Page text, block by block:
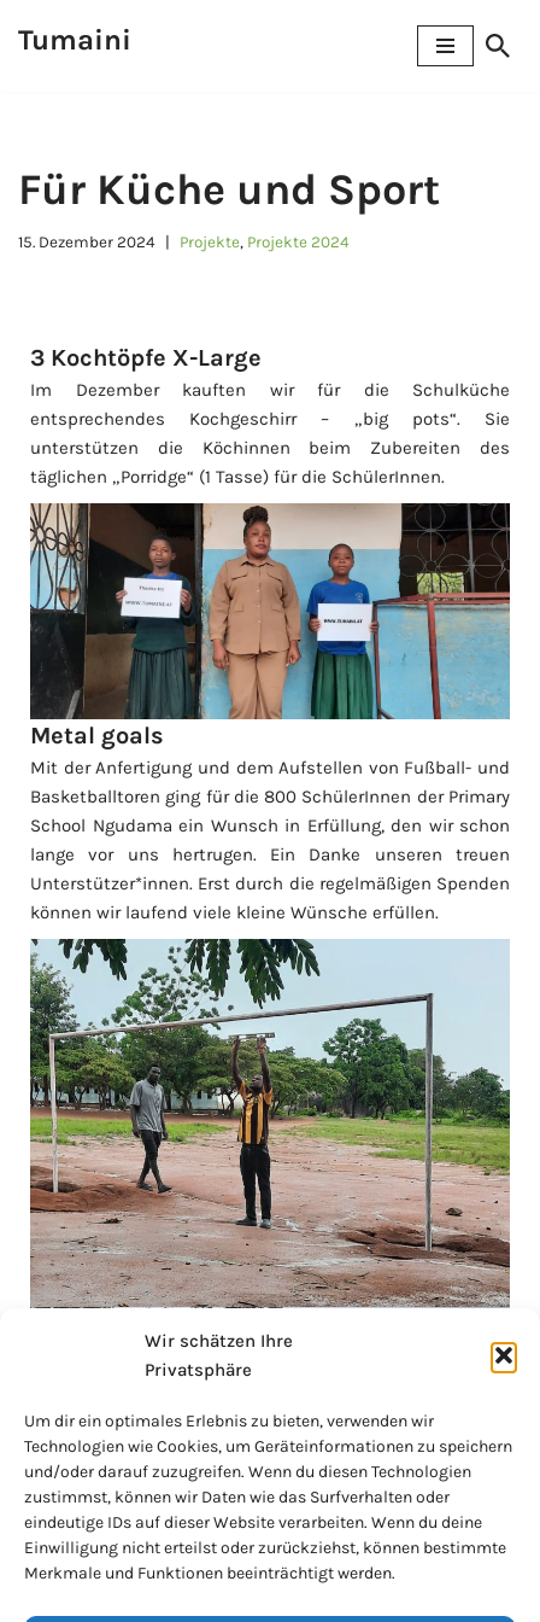
Wir schätzen Ihre
Privatsphäre
Um dir ein optimales Erlebnis zu bieten, verwenden wir
Technologien wie Cookies, um Geräteinformationen zu speichern
und/oder darauf zuzugreifen. Wenn du diesen Technologien
zustimmst, können wir Daten wie das Surfverhalten oder
eindeutige IDs auf dieser Website verarbeiten. Wenn du deine
Einwilligung nicht erteilst oder zurückziehst, können bestimmte
Merkmale und Funktionen beeinträchtigt werden.
Tumaini
Für Küche und Sport
15. Dezember 2024 Projekte, Projekte 2024
3 Kochtöpfe X-Large
Im Dezember kauften wir für die Schulküche
entsprechendes Kochgeschirr – „big pots“. Sie
unterstützen die Köchinnen beim Zubereiten des
täglichen „Porridge“ (1 Tasse) für die SchülerInnen.
Metal goals
Mit der Anfertigung und dem Aufstellen von Fußball- und
Basketballtoren ging für die 800 SchülerInnen der Primary
School Ngudama ein Wunsch in Erfüllung, den wir schon
lange vor uns hertrugen. Ein Danke unseren treuen
Unterstützer*innen. Erst durch die regelmäßigen Spenden
können wir laufend viele kleine Wünsche erfüllen.